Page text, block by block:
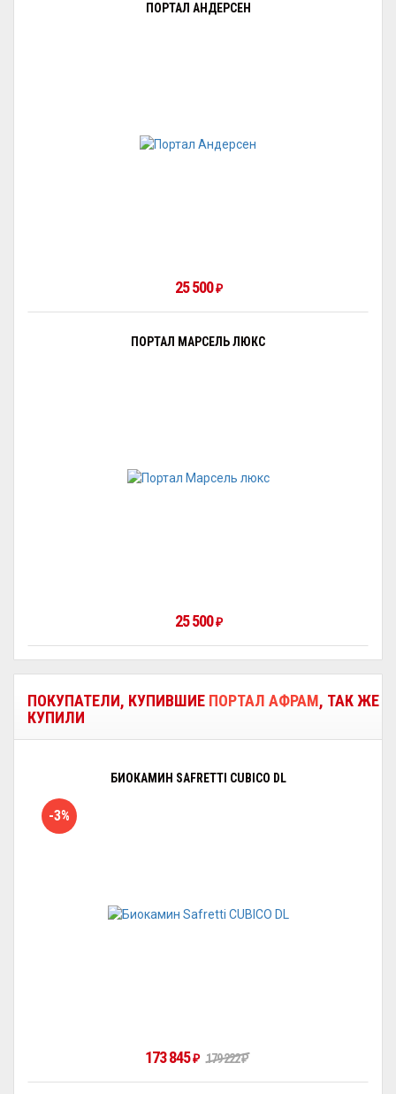
ПОРТАЛ АНДЕРСЕН
25 500 ₽
ПОРТАЛ МАРСЕЛЬ ЛЮКС
25 500 ₽
ПОКУПАТЕЛИ, КУПИВШИЕ ПОРТАЛ АФРАМ, ТАК ЖЕ
КУПИЛИ
БИОКАМИН SAFRETTI CUBICO DL
-3%
173 845 ₽ 179 222₽